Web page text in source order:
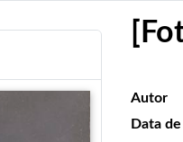
Autor
Data